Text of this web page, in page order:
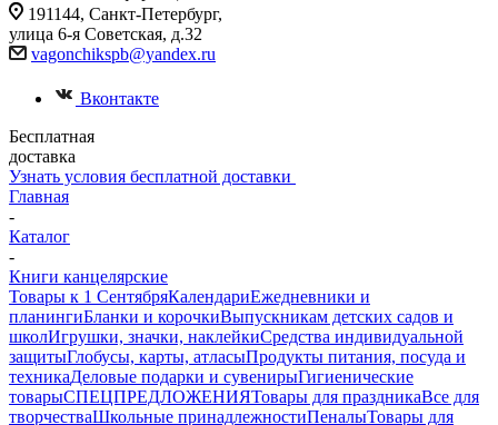
191144, Санкт-Петербург,
улица 6-я Советская, д.32
vagonchikspb@yandex.ru
Вконтакте
Бесплатная
доставка
Узнать условия бесплатной доставки
Главная
-
Каталог
-
Книги канцелярские
Товары к 1 СентябряКалендариЕжедневники и
планингиБланки и корочкиВыпускникам детских садов и
школИгрушки, значки, наклейкиСредства индивидуальной
защитыГлобусы, карты, атласыПродукты питания, посуда и
техникаДеловые подарки и сувенирыГигиенические
товарыСПЕЦПРЕДЛОЖЕНИЯТовары для праздникаВсе для
творчестваШкольные принадлежностиПеналыТовары для